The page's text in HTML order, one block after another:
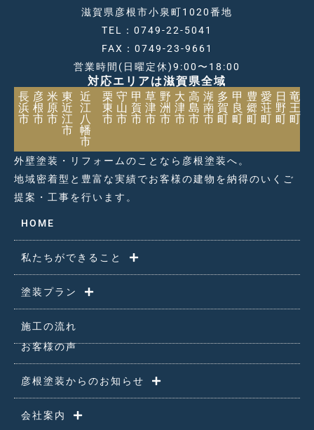
滋賀県彦根市小泉町1020番地
TEL：0749-22-5041
FAX：0749-23-9661
営業時間(日曜定休)9:00〜18:00
対応エリアは滋賀県全域
長
浜
市
彦
根
市
米
原
市
東
近
江
市
近
江
八
幡
市
栗
東
市
守
山
市
甲
賀
市
草
津
市
野
洲
市
大
津
市
高
島
市
湖
南
市
多
賀
町
甲
良
町
豊
郷
町
愛
荘
町
日
野
町
竜
王
町
外壁塗装・リフォームのことなら彦根塗装へ。
地域密着型と豊富な実績でお客様の建物を納得のいくご
提案・工事を行います。
HOME
私たちができること
塗装プラン
施工の流れ
お客様の声
彦根塗装からのお知らせ
会社案内